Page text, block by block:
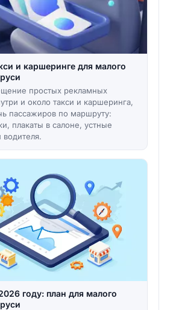
и каршеринге для малого
простых рекламных
и около такси и каршеринга,
пассажиров по маршруту:
плакаты в салоне, устные
году: план для малого